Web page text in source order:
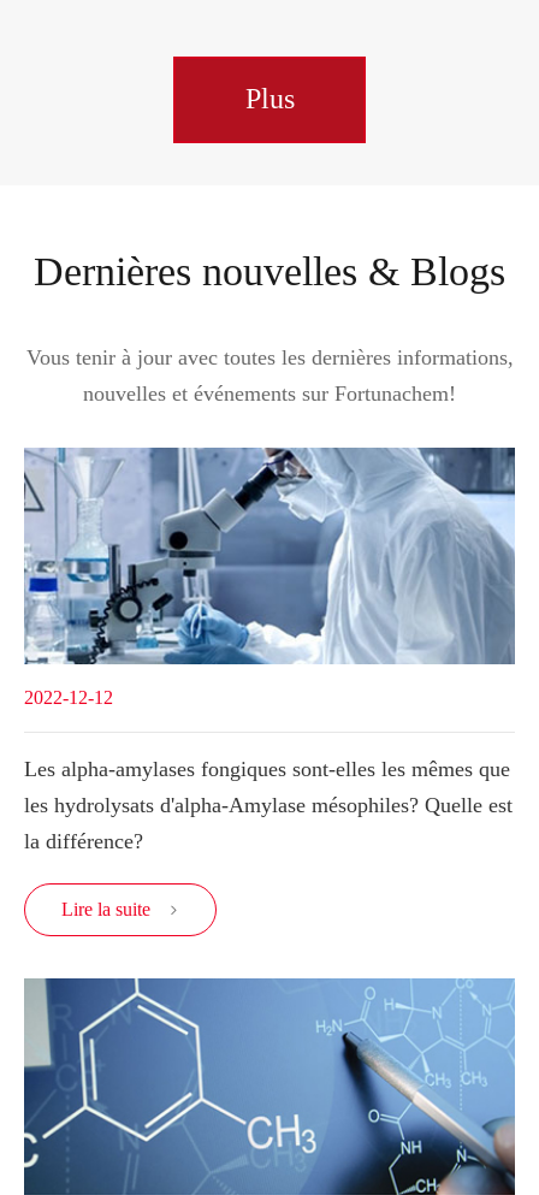
Plus
Dernières nouvelles & Blogs
Vous tenir à jour avec toutes les dernières informations,
nouvelles et événements sur Fortunachem!
2022-12-12
Les alpha-amylases fongiques sont-elles les mêmes que
les hydrolysats d'alpha-Amylase mésophiles? Quelle est
la différence?
Lire la suite 